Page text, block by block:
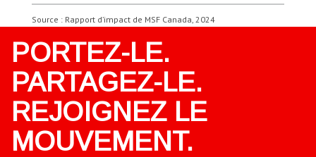
Source : Rapport d’impact de MSF Canada, 2024
PORTEZ-LE.
PARTAGEZ-LE.
REJOIGNEZ LE
MOUVEMENT.